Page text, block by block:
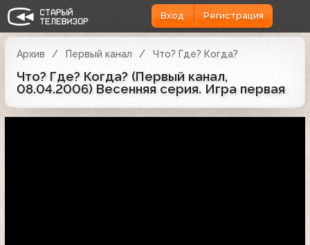
Вход Регистрация
Архив Первый канал Что? Где? Когда?
Что? Где? Когда? (Первый канал,
08.04.2006) Весенняя серия. Игра первая